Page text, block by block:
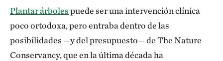
¿Había precedentes de la idea de que los
árboles podían ayudar a mitigar parte de esa
contaminación?
Plantar árbolespuede ser una intervención clínica
poco ortodoxa, pero entraba dentro de las
posibilidades —y del presupuesto— de The Nature
Conservancy, que en la última década ha